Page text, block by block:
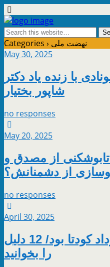
Categories › نهضت ملی
May 30, 2025
با زنده یاد دکتر
شاپور بختیار
no responses
May 20, 2025
تابوشکنی از مصدق و
no responses
April 30, 2025
آقای غنی‌‌نژاد! 28 مرداد کودتا بود/ 12 دلیل
را بخوانید